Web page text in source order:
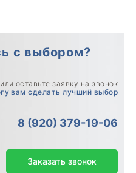
с выбором?
оставьте заявку на звонок
вам сделать лучший выбор
8 (920) 379-19-06
Заказать звонок